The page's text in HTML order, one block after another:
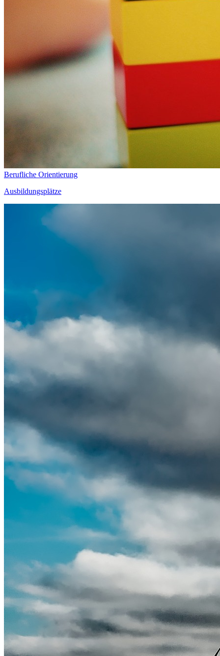
Berufliche Orientierung
Ausbildungsplätze